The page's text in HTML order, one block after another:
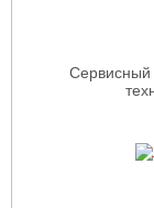
Сервисный